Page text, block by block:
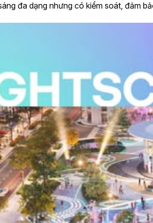
đa dạng nhưng có kiểm soát, đảm